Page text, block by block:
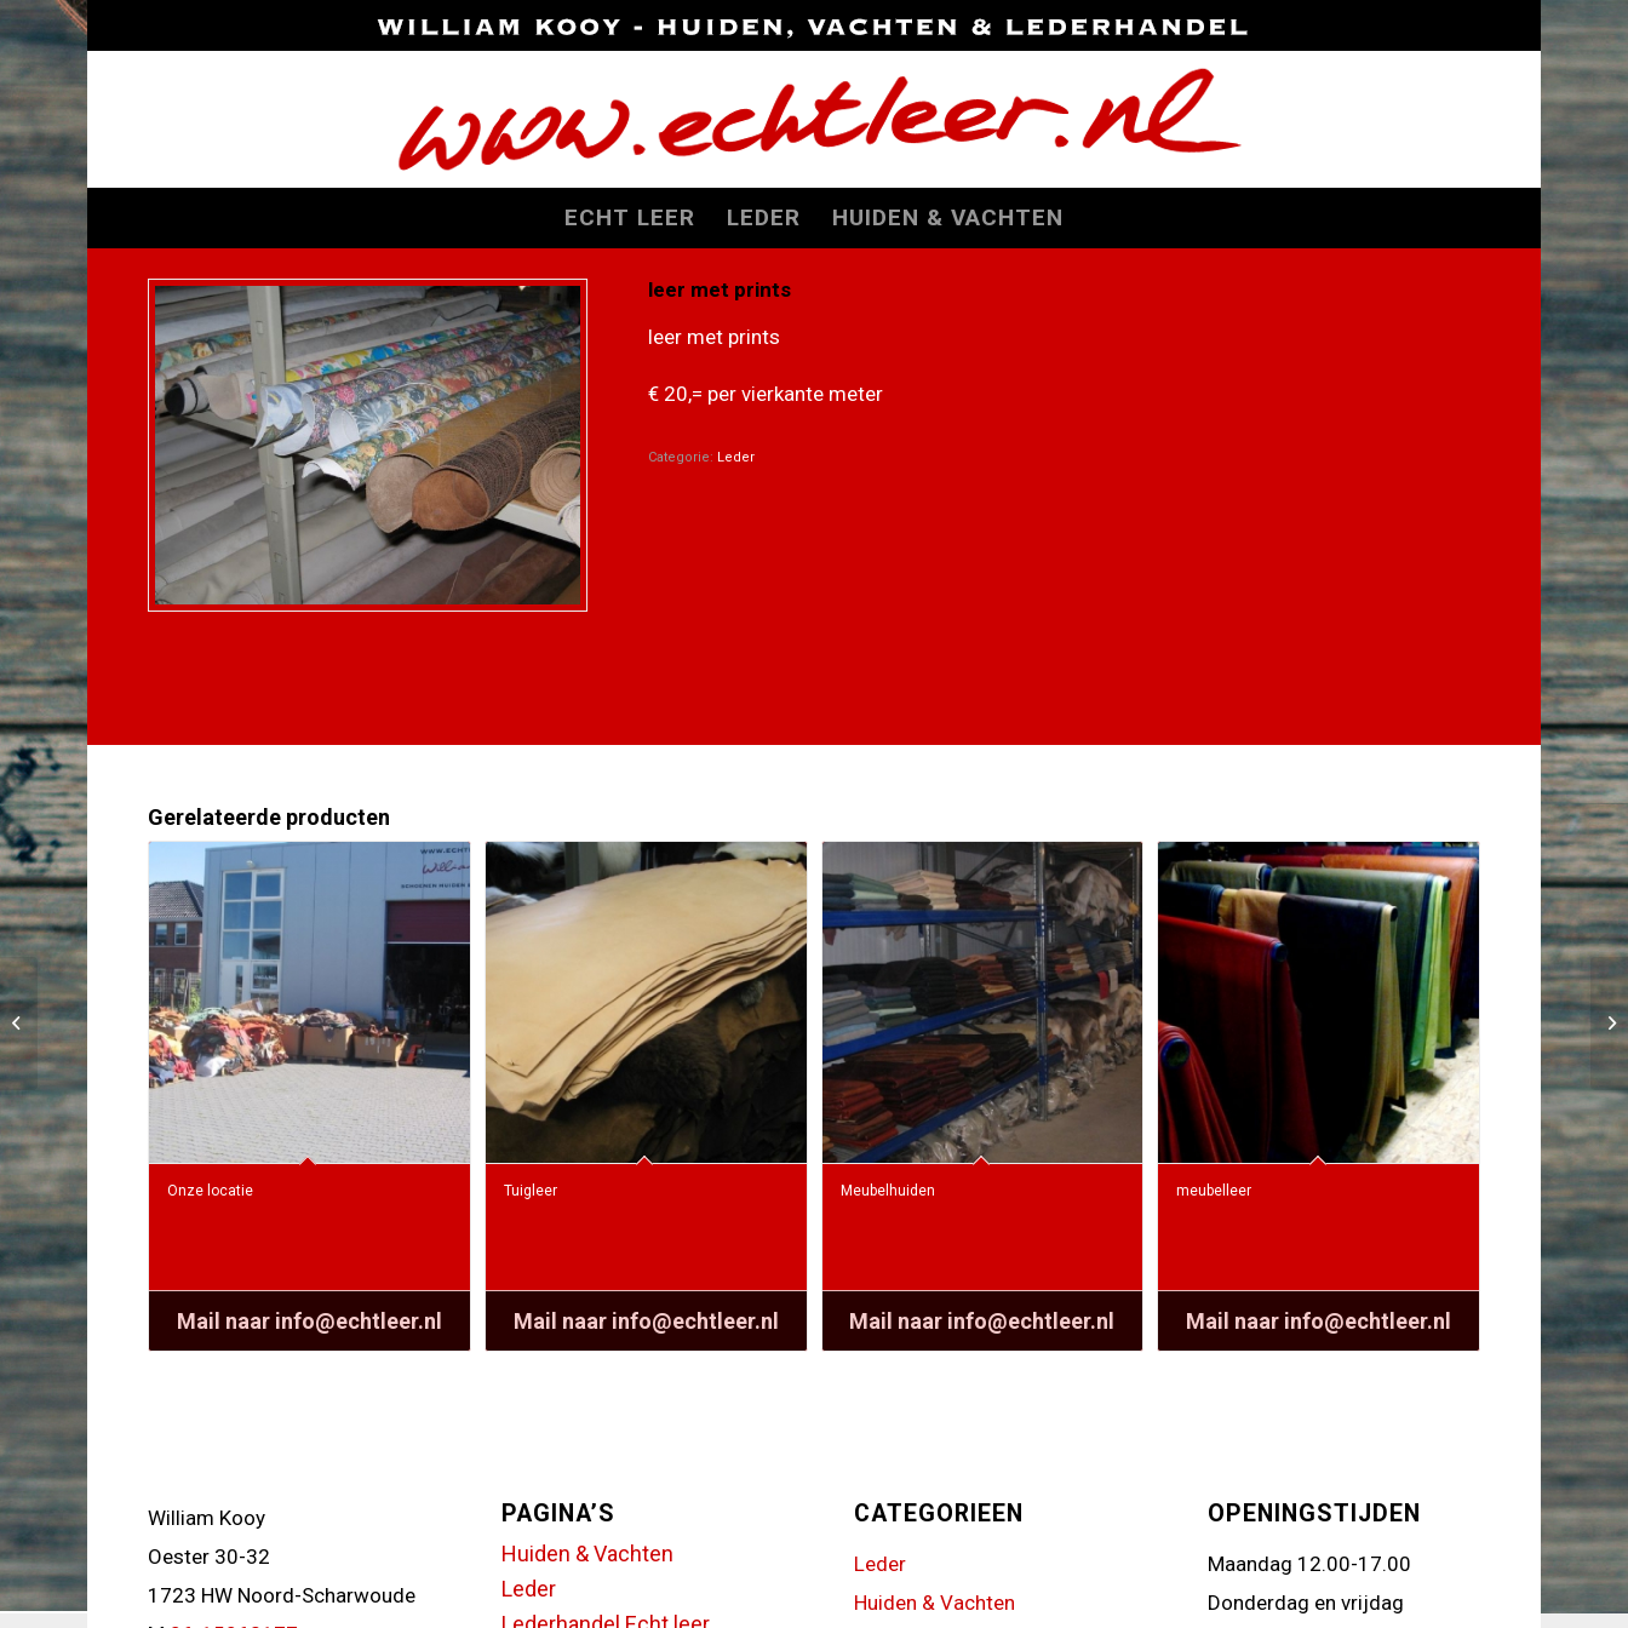
ECHT LEER LEDER HUIDEN & VACHTEN
leer met prints
leer met prints
€ 20,= per vierkante meter
Categorie: Leder
Gerelateerde producten
Onze locatie
Mail naar info@echtleer.nl
Tuigleer
Mail naar info@echtleer.nl
Meubelhuiden
Mail naar info@echtleer.nl
meubelleer
Mail naar info@echtleer.nl
William Kooy
Oester 30-32
1723 HW Noord-Scharwoude
PAGINA’S
Huiden & Vachten
Leder
CATEGORIEEN
Leder
Huiden & Vachten
OPENINGSTIJDEN
Maandag 12.00-17.00
Donderdag en vrijdag
runderleer